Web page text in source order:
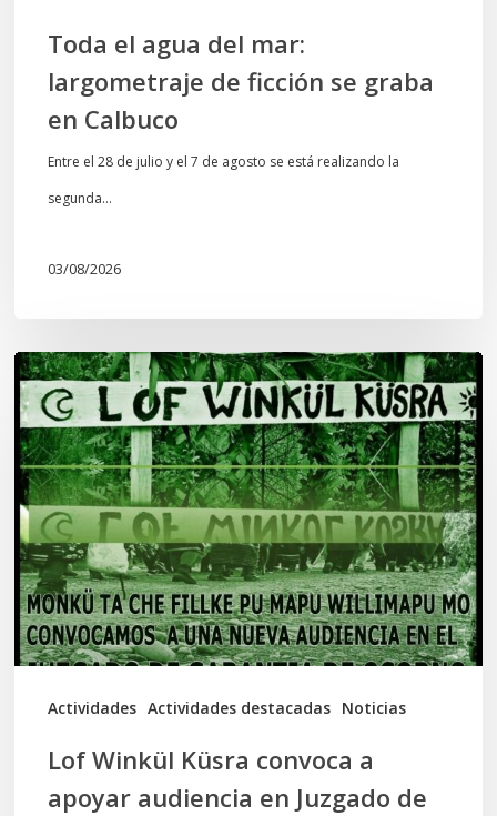
Toda el agua del mar:
largometraje de ficción se graba
en Calbuco
Entre el 28 de julio y el 7 de agosto se está realizando la
segunda…
03/08/2026
Actividades Actividades destacadas Noticias
Lof
Winkül
Küsra
convoca
a
apoyar
audiencia
en
Juzgado
Lof Winkül Küsra convoca a
apoyar audiencia en Juzgado de